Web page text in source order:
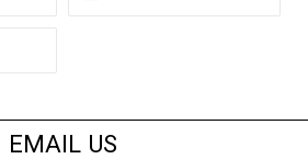
EMAIL US